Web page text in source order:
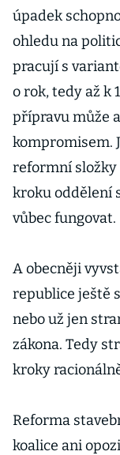
úpadek
ohledu na
pracují s
o rok, tedy až k
přípravu může
kompromisem.
reformní složky
kroku oddělení
vůbec fungovat.
A obecněji
republice ještě
nebo už jen
zákona. Tedy
kroky
Reforma
koalice ani